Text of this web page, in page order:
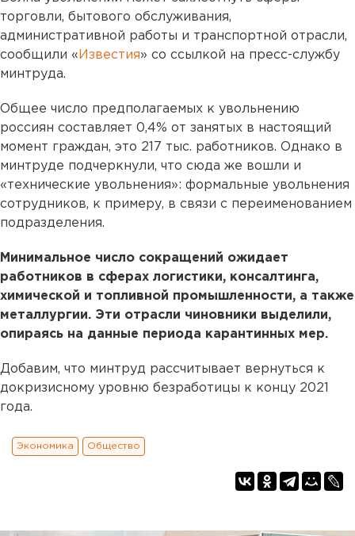
торговли, бытового обслуживания,
административной работы и транспортной отрасли,
сообщили « Известия» со ссылкой на пресс-службу
минтруда.
Общее число предполагаемых к увольнению
россиян составляет 0,4% от занятых в настоящий
момент граждан, это 217 тыс. работников. Однако в
минтруде подчеркнули, что сюда же вошли и
«технические увольнения»: формальные увольнения
сотрудников, к примеру, в связи с переименованием
подразделения.
Минимальное число сокращений ожидает
работников в сферах логистики, консалтинга,
химической и топливной промышленности, а также
металлургии. Эти отрасли чиновники выделили,
опираясь на данные периода карантинных мер.
Добавим, что минтруд рассчитывает вернуться к
докризисному уровню безработицы к концу 2021
года.
Экономика Общество